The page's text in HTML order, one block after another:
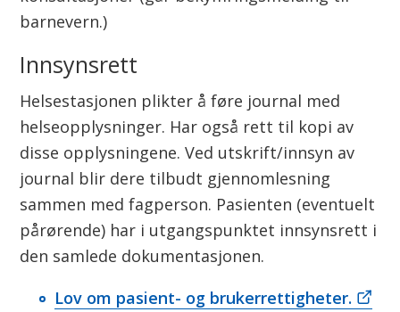
barnevern.)
Innsynsrett
Helsestasjonen plikter å føre journal med
helseopplysninger. Har også rett til kopi av
disse opplysningene. Ved utskrift/innsyn av
journal blir dere tilbudt gjennomlesning
sammen med fagperson. Pasienten (eventuelt
pårørende) har i utgangspunktet innsynsrett i
den samlede dokumentasjonen.
Lov om pasient- og brukerrettigheter.